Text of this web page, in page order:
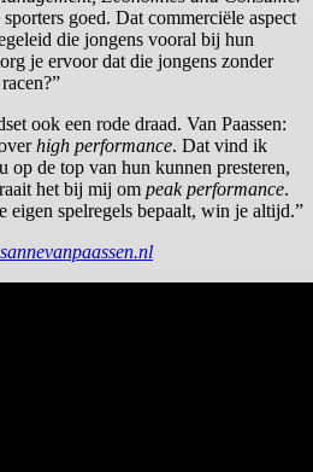
goed. Dat commerciële aspect
die jongens vooral bij hun
je ervoor dat die jongens zonder
ook een rode draad. Van Paassen:
high performance. Dat vind ik
de top van hun kunnen presteren,
het bij mij om peak performance.
eigen spelregels bepaalt, win je altijd.”